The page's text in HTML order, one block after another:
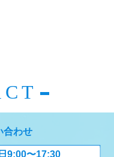
合わせ
9:00〜17:30